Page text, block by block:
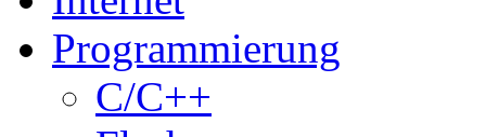
Programmierung
C/C++